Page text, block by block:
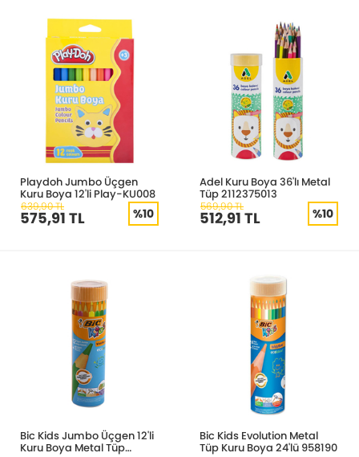
Playdoh Jumbo Üçgen
Kuru Boya 12'li Play-KU008
639,90 TL
575,91 TL %10
Adel Kuru Boya 36'lı Metal
Tüp 2112375013
569,90 TL
512,91 TL %10
Bic Kids Jumbo Üçgen 12'li
Kuru Boya Metal Tüp
Bic Kids Evolution Metal
Tüp Kuru Boya 24'lü 958190